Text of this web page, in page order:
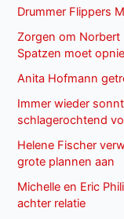
Drummer Flippers
Zorgen om Norbert
Spatzen moet
Anita Hofmann
Immer wieder
schlagerochtend
Helene Fischer
grote plannen aan
Michelle en Eric
achter relatie